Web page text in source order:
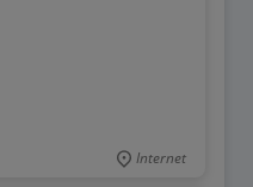
Internet